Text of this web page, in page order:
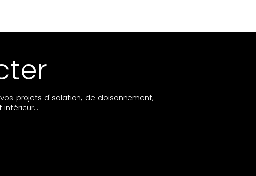
projets d'isolation, de cloisonnement,